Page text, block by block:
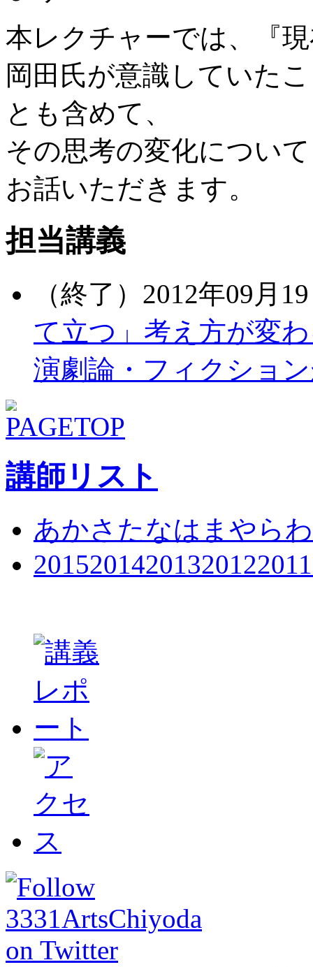
本レクチャーでは、『
岡田氏が意識していた
とも含めて、
その思考の変化につい
お話いただきます。
担当講義
（終了）2012年09月
て立つ」考え方が変
演劇論・フィクショ
講師リスト
あかさ たなは ま や らわ
20152014201320122011